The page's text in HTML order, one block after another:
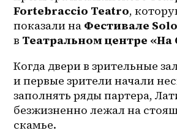
Fortebraccio Teatro​,
показали на Фестивале Solo
в Театральном центре «На
Когда двери в зрительные
и первые зрители начали
заполнять ряды партера,
безжизненно лежал на
скамье.